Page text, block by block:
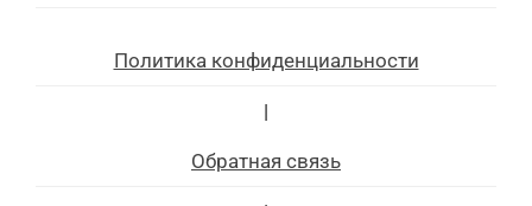
Политика конфиденциальности
|
Обратная связь